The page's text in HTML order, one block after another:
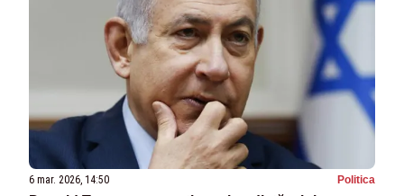
6 mar. 2026, 14:50 Politica